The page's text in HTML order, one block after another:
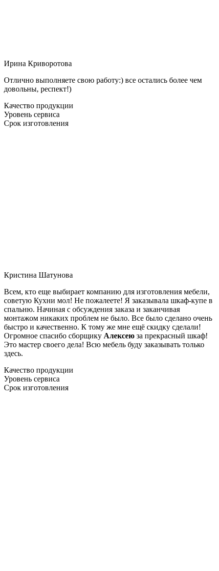
Ирина Криворотова
Отлично выполняете свою работу:) все остались более чем
довольны, респект!)
Качество продукции
Уровень сервиса
Срок изготовления
Кристина Шатунова
Всем, кто еще выбирает компанию для изготовления мебели,
советую Кухни мол! Не пожалеете! Я заказывала шкаф-купе в
спальню. Начиная с обсуждения заказа и заканчивая
монтажом никаких проблем не было. Все было сделано очень
быстро и качественно. К тому же мне ещё скидку сделали!
Огромное спасибо сборщику Алексею за прекрасный шкаф!
Это мастер своего дела! Всю мебель буду заказывать только
здесь.
Качество продукции
Уровень сервиса
Срок изготовления